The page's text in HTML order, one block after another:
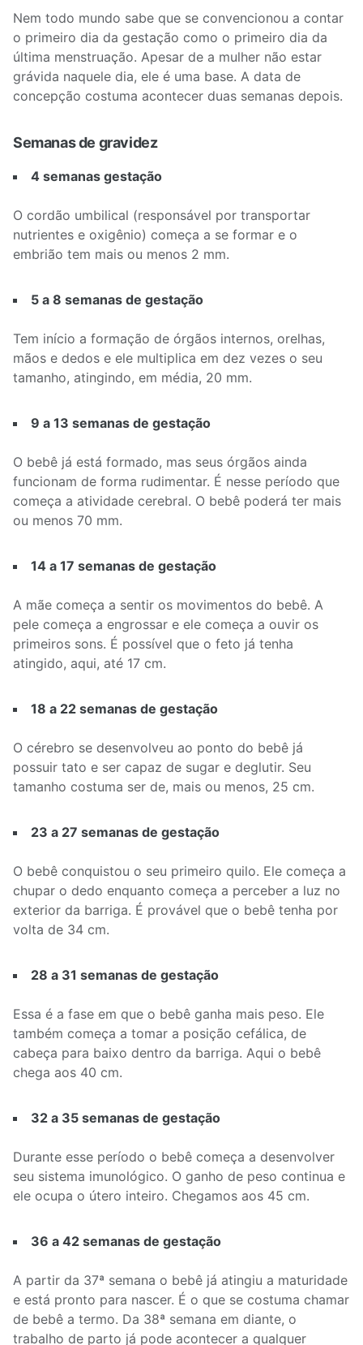
Nem todo mundo sabe que se convencionou a contar
o primeiro dia da gestação como o primeiro dia da
última menstruação. Apesar de a mulher não estar
grávida naquele dia, ele é uma base. A data de
concepção costuma acontecer duas semanas depois.
Semanas de gravidez
4 semanas gestação
O cordão umbilical (responsável por transportar
nutrientes e oxigênio) começa a se formar e o
embrião tem mais ou menos 2 mm.
5 a 8 semanas de gestação
Tem início a formação de órgãos internos, orelhas,
mãos e dedos e ele multiplica em dez vezes o seu
tamanho, atingindo, em média, 20 mm.
9 a 13 semanas de gestação
O bebê já está formado, mas seus órgãos ainda
funcionam de forma rudimentar. É nesse período que
começa a atividade cerebral. O bebê poderá ter mais
ou menos 70 mm.
14 a 17 semanas de gestação
A mãe começa a sentir os movimentos do bebê. A
pele começa a engrossar e ele começa a ouvir os
primeiros sons. É possível que o feto já tenha
atingido, aqui, até 17 cm.
18 a 22 semanas de gestação
O cérebro se desenvolveu ao ponto do bebê já
possuir tato e ser capaz de sugar e deglutir. Seu
tamanho costuma ser de, mais ou menos, 25 cm.
23 a 27 semanas de gestação
O bebê conquistou o seu primeiro quilo. Ele começa a
chupar o dedo enquanto começa a perceber a luz no
exterior da barriga. É provável que o bebê tenha por
volta de 34 cm.
28 a 31 semanas de gestação
Essa é a fase em que o bebê ganha mais peso. Ele
também começa a tomar a posição cefálica, de
cabeça para baixo dentro da barriga. Aqui o bebê
chega aos 40 cm.
32 a 35 semanas de gestação
Durante esse período o bebê começa a desenvolver
seu sistema imunológico. O ganho de peso continua e
ele ocupa o útero inteiro. Chegamos aos 45 cm.
36 a 42 semanas de gestação
A partir da 37ª semana o bebê já atingiu a maturidade
e está pronto para nascer. É o que se costuma chamar
de bebê a termo. Da 38ª semana em diante, o
trabalho de parto já pode acontecer a qualquer